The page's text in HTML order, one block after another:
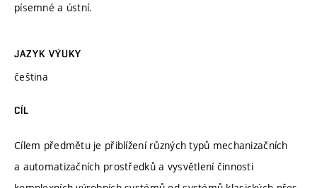
písemné a ústní.
JAZYK VÝUKY
čeština
CÍL
Cílem předmětu je přiblížení různých typů mechanizačních
a automatizačních prostředků a vysvětlení činnosti